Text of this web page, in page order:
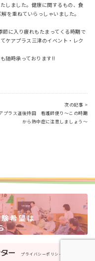
しました。健康に関するもの、食
を重ねていらっしゃいました。
に入り疲れもたまってくる時期で
ケアプラス三津のイベント・レク
随時承っております!!
次の記事 >
プラス道後持田 看護師便り～この時期
から熱中症に注意しましょう～
プライバシーポリシー